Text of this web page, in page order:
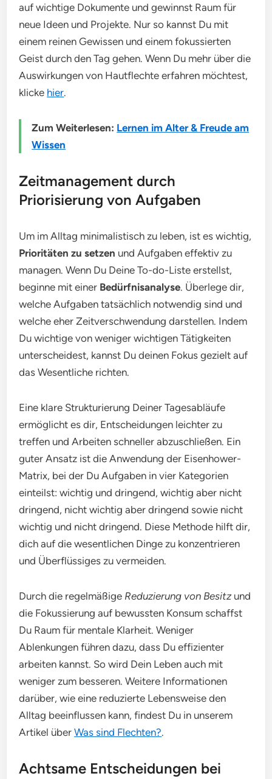
auf wichtige Dokumente und gewinnst Raum für
neue Ideen und Projekte. Nur so kannst Du mit
einem reinen Gewissen und einem fokussierten
Geist durch den Tag gehen. Wenn Du mehr über die
Auswirkungen von Hautflechte erfahren möchtest,
klicke hier.
Zum Weiterlesen: Lernen im Alter & Freude am
Wissen
Zeitmanagement durch
Priorisierung von Aufgaben
Um im Alltag minimalistisch zu leben, ist es wichtig,
Prioritäten zu setzen und Aufgaben effektiv zu
managen. Wenn Du Deine To-do-Liste erstellst,
beginne mit einer Bedürfnisanalyse. Überlege dir,
welche Aufgaben tatsächlich notwendig sind und
welche eher Zeitverschwendung darstellen. Indem
Du wichtige von weniger wichtigen Tätigkeiten
unterscheidest, kannst Du deinen Fokus gezielt auf
das Wesentliche richten.
Eine klare Strukturierung Deiner Tagesabläufe
ermöglicht es dir, Entscheidungen leichter zu
treffen und Arbeiten schneller abzuschließen. Ein
guter Ansatz ist die Anwendung der Eisenhower-
Matrix, bei der Du Aufgaben in vier Kategorien
einteilst: wichtig und dringend, wichtig aber nicht
dringend, nicht wichtig aber dringend sowie nicht
wichtig und nicht dringend. Diese Methode hilft dir,
dich auf die wesentlichen Dinge zu konzentrieren
und Überflüssiges zu vermeiden.
Durch die regelmäßige Reduzierung von Besitz und
die Fokussierung auf bewussten Konsum schaffst
Du Raum für mentale Klarheit. Weniger
Ablenkungen führen dazu, dass Du effizienter
arbeiten kannst. So wird Dein Leben auch mit
weniger zum besseren. Weitere Informationen
darüber, wie eine reduzierte Lebensweise den
Alltag beeinflussen kann, findest Du in unserem
Artikel überWas sind Flechten?.
Achtsame Entscheidungen bei